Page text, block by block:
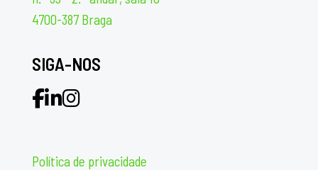
4700-387 Braga
SIGA-NOS
Política de privacidade